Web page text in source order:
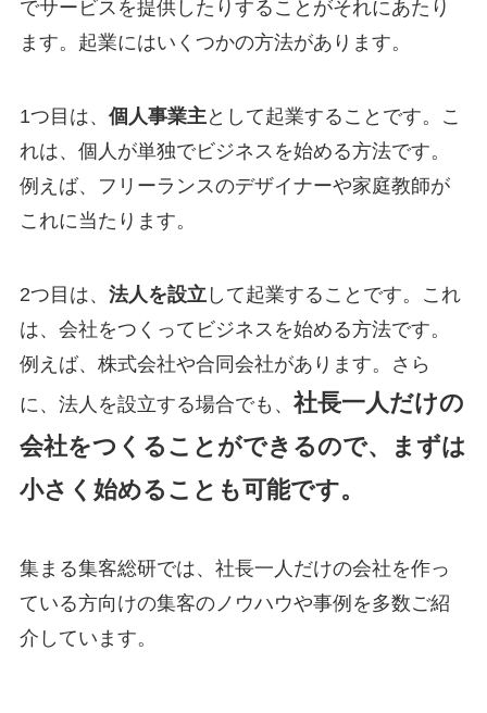
でサービスを提供したりすることがそれにあたり
ます。起業にはいくつかの方法があります。
1つ目は、 個人事業主として起業することです。こ
れは、個人が単独でビジネスを始める方法です。
例えば、フリーランスのデザイナーや家庭教師が
これに当たります。
2つ目は、 法人を設立 して起業することです。これ
は、会社をつくってビジネスを始める方法です。
例えば、株式会社や合同会社があります。さら
に、法人を設立する場合でも、 社長一人だけの
会社をつくることができるので、まずは
小さく始めることも可能です。
集まる集客総研では、社長一人だけの会社を作っ
ている方向けの集客のノウハウや事例を多数ご紹
介しています。